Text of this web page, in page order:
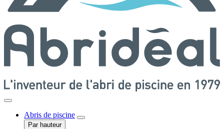
Abris de piscine
Par hauteur